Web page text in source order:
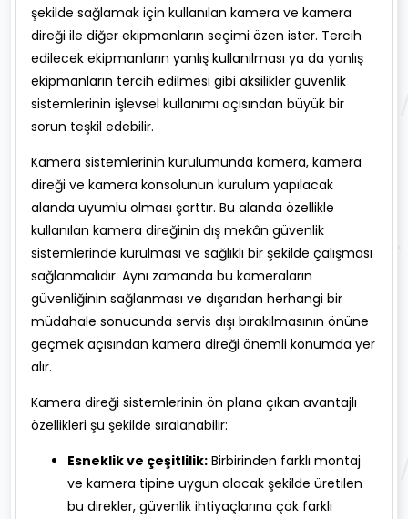
şekilde sağlamak için kullanılan kamera ve kamera
direği ile diğer ekipmanların seçimi özen ister. Tercih
edilecek ekipmanların yanlış kullanılması ya da yanlış
ekipmanların tercih edilmesi gibi aksilikler güvenlik
sistemlerinin işlevsel kullanımı açısından büyük bir
sorun teşkil edebilir.
Kamera sistemlerinin kurulumunda kamera, kamera
direği ve kamera konsolunun kurulum yapılacak
alanda uyumlu olması şarttır. Bu alanda özellikle
kullanılan kamera direğinin dış mekân güvenlik
sistemlerinde kurulması ve sağlıklı bir şekilde çalışması
sağlanmalıdır. Aynı zamanda bu kameraların
güvenliğinin sağlanması ve dışarıdan herhangi bir
müdahale sonucunda servis dışı bırakılmasının önüne
geçmek açısından kamera direği önemli konumda yer
alır.
Kamera direği sistemlerinin ön plana çıkan avantajlı
özellikleri şu şekilde sıralanabilir:
Esneklik ve çeşitlilik: Birbirinden farklı montaj
ve kamera tipine uygun olacak şekilde üretilen
bu direkler, güvenlik ihtiyaçlarına çok farklı